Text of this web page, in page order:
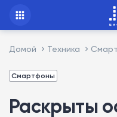
Домой Техника
Смартфоны
Раскрыты